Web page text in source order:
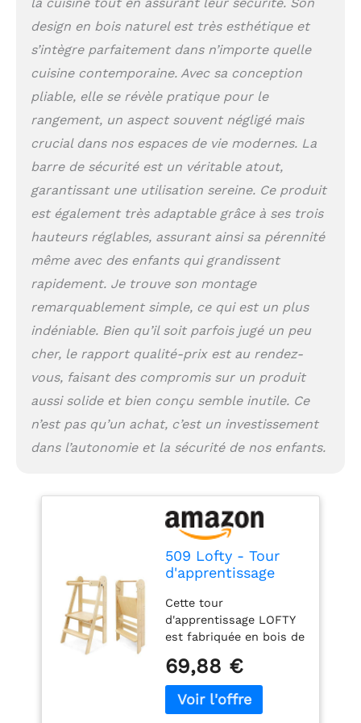
pliable, pratique à
transporter de la
cuisine à la salle de
d'économiser de
l'espace pour le
la hauteur de la tour est
conçue pour s'adapter à
la plupart des
des lavabos de salle de
bain. Avertissement de
sécurité : veuillez ne
pas laisser votre enfant
sans attention.
design en bois naturel est très esthétique et
s’intègre parfaitement dans n’importe quelle
cuisine contemporaine. Avec sa conception
pliable, elle se révèle pratique pour le
rangement, un aspect souvent négligé mais
crucial dans nos espaces de vie modernes. La
barre de sécurité est un véritable atout,
garantissant une utilisation sereine. Ce produit
est également très adaptable grâce à ses trois
hauteurs réglables, assurant ainsi sa pérennité
même avec des enfants qui grandissent
rapidement. Je trouve son montage
remarquablement simple, ce qui est un plus
indéniable. Bien qu’il soit parfois jugé un peu
cher, le rapport qualité-prix est au rendez-
vous, faisant des compromis sur un produit
aussi solide et bien conçu semble inutile. Ce
n’est pas qu’un achat, c’est un investissement
dans l’autonomie et la sécurité de nos enfants.
509 Lofty - Tour
d'apprentissage
cuisine pour
enfants -
Montessori -
Marchepied -
Pliable - Pratique
pour le rangement
- Planche debout
Cette tour
d'apprentissage LOFTY
est fabriquée en bois de
supérieure, pour être
utilisée par un enfant
de 18 à 48 mois.
69,88 €